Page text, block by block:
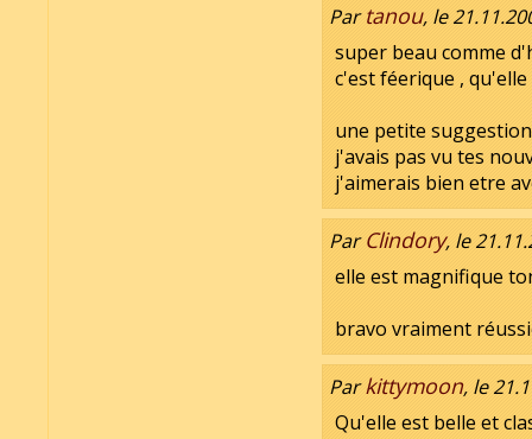
Partanou, le
super beau comme
c'est féerique ,
une petite
j'avais pas vu tes
j'aimerais bien etre
ParClindory, le
elle est magnifique
bravo vraiment
Parkittymoon, le
Qu'elle est belle et